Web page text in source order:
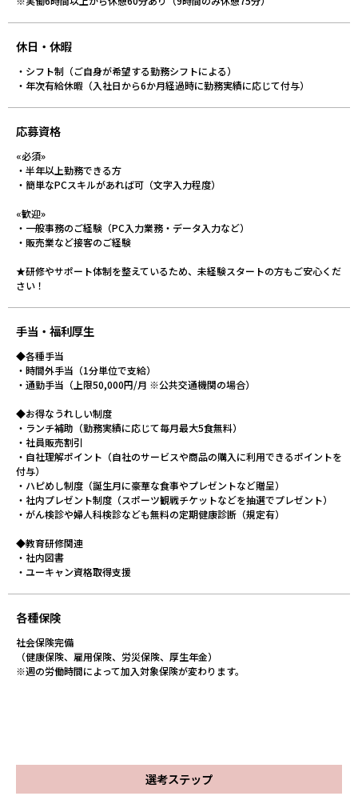
休日・休暇
・シフト制（ご自身が希望する勤務シフトによる）
・年次有給休暇（入社日から6か月経過時に勤務実績に応じて付与）
応募資格
«必須»
・半年以上勤務できる方
・簡単なPCスキルがあれば可（文字入力程度）
«歓迎»
・一般事務のご経験（PC入力業務・データ入力など）
・販売業など接客のご経験
★研修やサポート体制を整えているため、未経験スタートの方もご安心くだ
さい！
手当・福利厚生
◆各種手当
・時間外手当（1分単位で支給）
・通勤手当（上限50,000円/月 ※公共交通機関の場合）
◆お得なうれしい制度
・ランチ補助（勤務実績に応じて毎月最大5食無料）
・社員販売割引
・自社理解ポイント（自社のサービスや商品の購入に利用できるポイントを
付与）
・ハピめし制度（誕生月に豪華な食事やプレゼントなど贈呈）
・社内プレゼント制度（スポーツ観戦チケットなどを抽選でプレゼント）
・がん検診や婦人科検診なども無料の定期健康診断（規定有）
◆教育研修関連
・社内図書
・ユーキャン資格取得支援
各種保険
社会保険完備
（健康保険、雇用保険、労災保険、厚生年金）
※週の労働時間によって加入対象保険が変わります。
選考ステップ